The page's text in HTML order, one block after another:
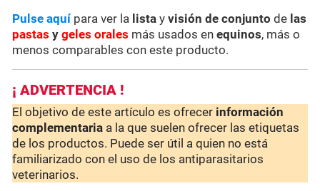
Pulse aquípara ver la lista yvisión de conjunto de las
pastas ygeles orales más usados en equinos, más o
menos comparables con este producto.
¡ ADVERTENCIA !
El objetivo de este artículo es ofrecer información
complementaria a la que suelen ofrecer las etiquetas
de los productos. Puede ser útil a quien no está
familiarizado con el uso de los antiparasitarios
veterinarios.